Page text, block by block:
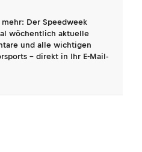
Der Speedweek
wöchentlich aktuelle
und alle wichtigen
- direkt in Ihr E-Mail-